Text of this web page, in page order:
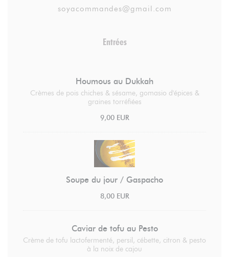
soyacommandes@gmail.com
Entrées
Houmous au Dukkah
Crèmes de pois chiches & sésame, gomasio d'épices &
graines torréfiées
9,00 EUR
Soupe du jour / Gaspacho
8,00 EUR
Caviar de tofu au Pesto
Crème de tofu lactofermenté, persil, cébette, citron & pesto
à la noix de cajou